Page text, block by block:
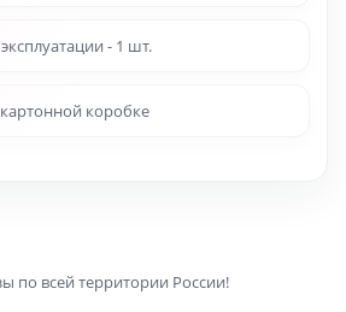
- 1 шт.
картонной коробке
по всей территории России!